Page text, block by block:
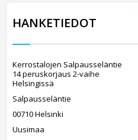
HANKETIEDOT
Kerrostalojen Salpausseläntie
14 peruskorjaus 2-vaihe
Helsingissä
Salpausseläntie
00710 Helsinki
Uusimaa